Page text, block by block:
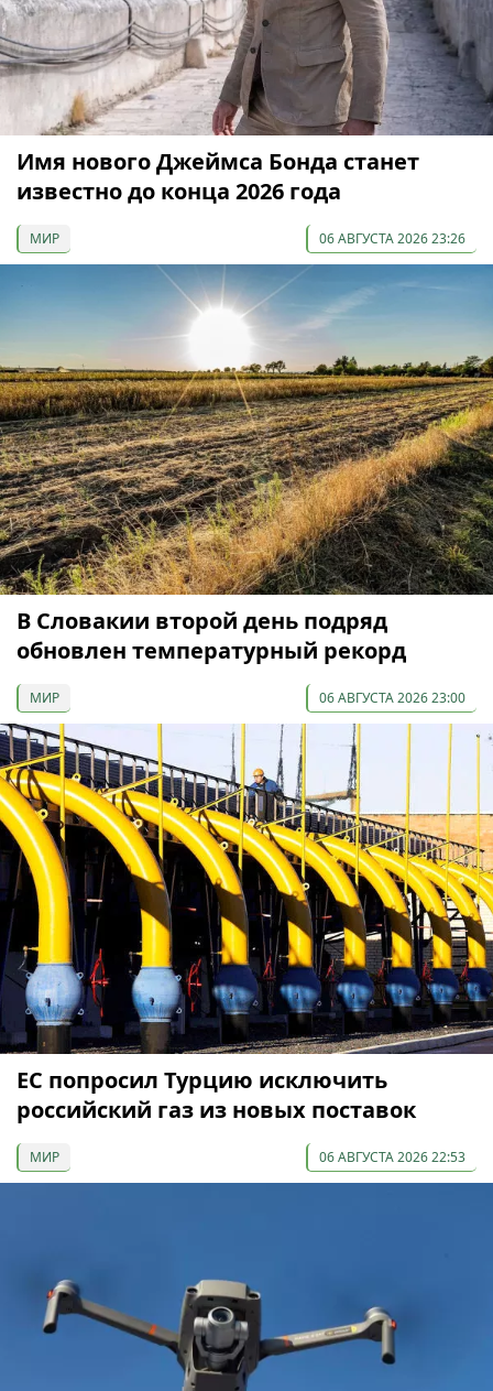
Имя нового Джеймса Бонда станет
известно до конца 2026 года
МИР 06 АВГУСТА 2026 23:26
В Словакии второй день подряд
обновлен температурный рекорд
МИР 06 АВГУСТА 2026 23:00
ЕС попросил Турцию исключить
российский газ из новых поставок
МИР 06 АВГУСТА 2026 22:53